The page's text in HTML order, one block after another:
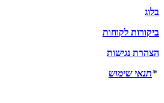
בלוג
ביקורות לקוחות
הצהרת נגישות
*תנאי שימוש